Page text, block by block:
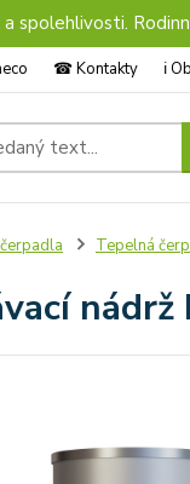
spolehlivosti.
☎︎ Kontakty ℹ︎
Tepelná